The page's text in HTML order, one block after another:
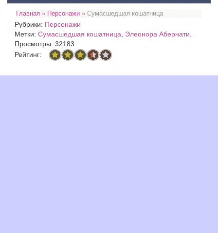
Главная » Персонажи » Сумасшедшая кошатница
Рубрики: Персонажи
Метки: Сумасшедшая кошатница Элеонора Абернати
Просмотры: 32183
Рейтинг: